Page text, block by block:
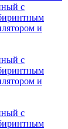
с
и
с
и
с